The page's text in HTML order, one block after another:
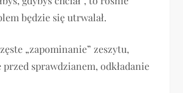
będzie się utrwalał.
„zapominanie” zeszytu,
sprawdzianem, odkładanie